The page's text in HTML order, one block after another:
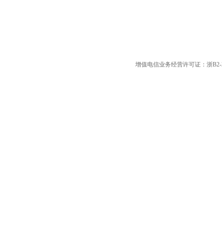
增值电信业务经营许可证：浙